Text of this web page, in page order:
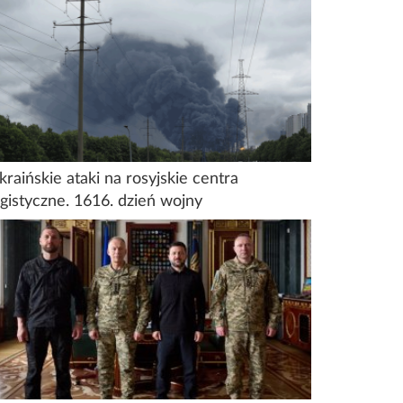
ataki na rosyjskie centra
1616. dzień wojny